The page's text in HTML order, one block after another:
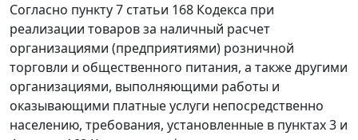
Согласно пункту 7 статьи 168 Кодекса при
реализации товаров за наличный расчет
организациями (предприятиями) розничной
торговли и общественного питания, а также другими
организациями, выполняющими работы и
оказывающими платные услуги непосредственно
населению, требования, установленные в пунктах 3 и